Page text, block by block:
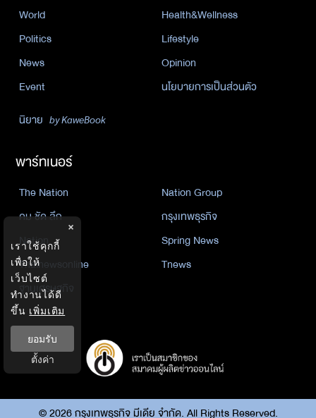
World
Health&Wellness
Politics
Lifestyle
News
Opinion
Event
นโยบายการเป็นส่วนตัว
นิยาย by KaweBook
พาร์ทเนอร์
The Nation
Nation Group
คม ชัด ลึก
กรุงเทพธุรกิจ
Nation
Spring News
Thainewsonline
Tnews
ฐานเศรษฐกิจ
©2026กรุงเทพธุรกิจ มีเดีย จำกัด. All Rights Reserved.
×
เราใช้คุกกี้
เพื่อให้
เว็บไซต์
ทำงานได้ดี
ขึ้น เพิ่มเติม
ยอมรับ
ตั้งค่า